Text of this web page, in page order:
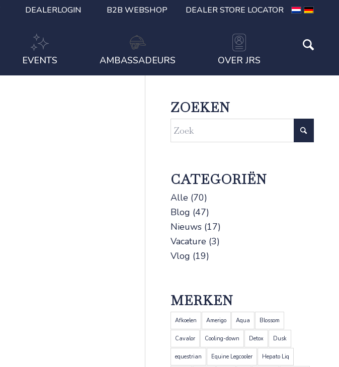
DEALERLOGIN B2B WEBSHOP DEALER STORE LOCATOR
EVENTS AMBASSADEURS OVER JRS
ZOEKEN
CATEGORIËN
Alle (70)
Blog (47)
Nieuws (17)
Vacature (3)
Vlog (19)
MERKEN
Afkoelen Amerigo Aqua Blossom
Cavalor Cooling-down Detox Dusk
equestrian Equine Legcooler Hepato Liq